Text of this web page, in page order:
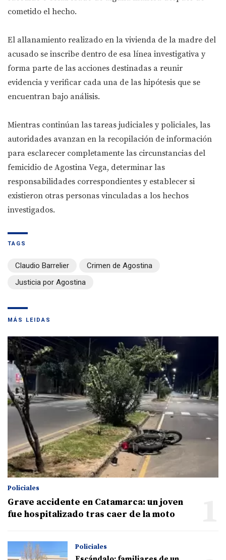
cometido el hecho.
El allanamiento realizado en la vivienda de la madre del
acusado se inscribe dentro de esa línea investigativa y
forma parte de las acciones destinadas a reunir
evidencia y verificar cada una de las hipótesis que se
encuentran bajo análisis.
Mientras continúan las tareas judiciales y policiales, las
autoridades avanzan en la recopilación de información
para esclarecer completamente las circunstancias del
femicidio de Agostina Vega, determinar las
responsabilidades correspondientes y establecer si
existieron otras personas vinculadas a los hechos
investigados.
TAGS
Claudio Barrelier
Crimen de Agostina
Justicia por Agostina
MÁS LEIDAS
Policiales
Grave accidente en Catamarca: un joven
fue hospitalizado tras caer de la moto
Policiales